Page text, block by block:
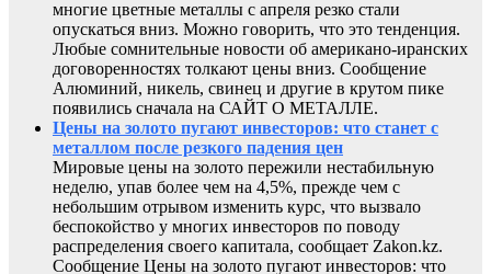
многие цветные металлы с апреля резко стали
опускаться вниз. Можно говорить, что это тенденция.
Любые сомнительные новости об американо-иранских
договоренностях толкают цены вниз. Сообщение
Алюминий, никель, свинец и другие в крутом пике
появились сначала на САЙТ О МЕТАЛЛЕ.
Цены на золото пугают инвесторов: что станет с
металлом после резкого падения цен
Мировые цены на золото пережили нестабильную
неделю, упав более чем на 4,5%, прежде чем с
небольшим отрывом изменить курс, что вызвало
беспокойство у многих инвесторов по поводу
распределения своего капитала, сообщает Zakon.kz.
Сообщение Цены на золото пугают инвесторов: что